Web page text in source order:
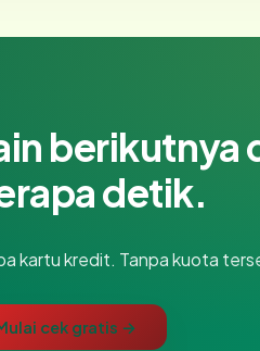
berikutnya
detik.
kartu kredit. Tanpa kuota
cek gratis →